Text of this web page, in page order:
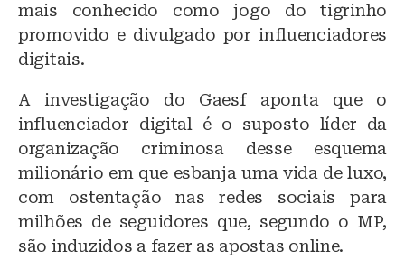
mais conhecido como jogo do tigrinho
promovido e divulgado por influenciadores
digitais.
A investigação do Gaesf aponta que o
influenciador digital é o suposto líder da
organização criminosa desse esquema
milionário em que esbanja uma vida de luxo,
com ostentação nas redes sociais para
milhões de seguidores que, segundo o MP,
são induzidos a fazer as apostas online.